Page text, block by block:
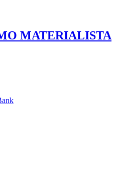
MATERIALISTA